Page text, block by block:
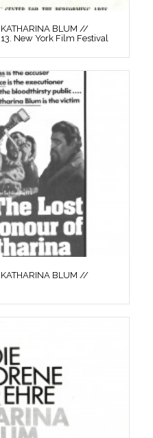
KATHARINA BLUM //
New York Film Festival
KATHARINA BLUM //